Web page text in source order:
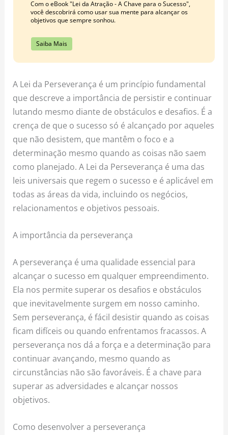
Com o eBook "Lei da Atração - A Chave para o Sucesso",
você descobrirá como usar sua mente para alcançar os
objetivos que sempre sonhou.
Saiba Mais
A Lei da Perseverança é um princípio fundamental
que descreve a importância de persistir e continuar
lutando mesmo diante de obstáculos e desafios. É a
crença de que o sucesso só é alcançado por aqueles
que não desistem, que mantêm o foco e a
determinação mesmo quando as coisas não saem
como planejado. A Lei da Perseverança é uma das
leis universais que regem o sucesso e é aplicável em
todas as áreas da vida, incluindo os negócios,
relacionamentos e objetivos pessoais.
A importância da perseverança
A perseverança é uma qualidade essencial para
alcançar o sucesso em qualquer empreendimento.
Ela nos permite superar os desafios e obstáculos
que inevitavelmente surgem em nosso caminho.
Sem perseverança, é fácil desistir quando as coisas
ficam difíceis ou quando enfrentamos fracassos. A
perseverança nos dá a força e a determinação para
continuar avançando, mesmo quando as
circunstâncias não são favoráveis. É a chave para
superar as adversidades e alcançar nossos
objetivos.
Como desenvolver a perseverança